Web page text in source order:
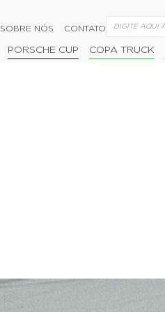
SOBRE NÓS CONTATO
PORSCHE CUP COPA TRUCK